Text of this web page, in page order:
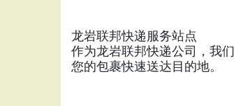
龙岩联邦快递服务站点
作为龙岩联邦快递公司，我
您的包裹快速送达目的地。